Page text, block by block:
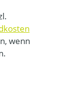
wenn